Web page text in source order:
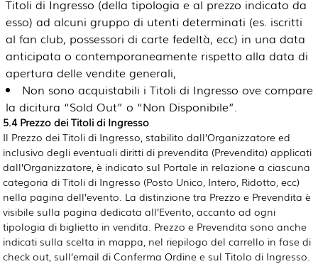
Titoli di Ingresso (della tipologia e al prezzo indicato da
esso) ad alcuni gruppo di utenti determinati (es. iscritti
al fan club, possessori di carte fedeltà, ecc) in una data
anticipata o contemporaneamente rispetto alla data di
apertura delle vendite generali,
Non sono acquistabili i Titoli di Ingresso ove compare
la dicitura “Sold Out” o “Non Disponibile”.
5.4 Prezzo dei Titoli di Ingresso
Il Prezzo dei Titoli di Ingresso, stabilito dall’Organizzatore ed
inclusivo degli eventuali diritti di prevendita (Prevendita) applicati
dall’Organizzatore, è indicato sul Portale in relazione a ciascuna
categoria di Titoli di Ingresso (Posto Unico, Intero, Ridotto, ecc)
nella pagina dell’evento. La distinzione tra Prezzo e Prevendita è
visibile sulla pagina dedicata all’Evento, accanto ad ogni
tipologia di biglietto in vendita. Prezzo e Prevendita sono anche
indicati sulla scelta in mappa, nel riepilogo del carrello in fase di
check out, sull’email di Conferma Ordine e sul Titolo di Ingresso.